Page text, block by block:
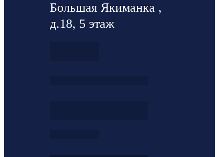
Большая Якиманка ,
д.18, 5 этаж